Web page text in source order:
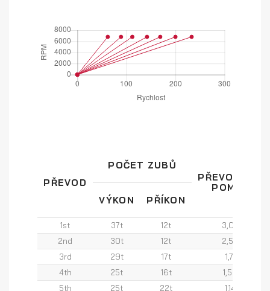
PŘEVOD
POČET ZUBŮ
PŘEVODOVÝ
POMĚR
VÝKON
PŘÍKON
1st 37t 12t
3,08
2nd
30t 12t
2,50
3rd
29t 17t
1,71
4th
25t 16t
1,56
5th
25t 22t 1,14